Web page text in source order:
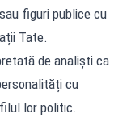
figuri publice cu
Tate.
de analiști ca
cu
lor politic.